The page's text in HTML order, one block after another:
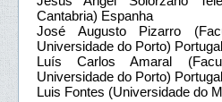
Cantabria) Espanha
José Augusto Pizarro
Universidade do Porto) Portugal
Luís Carlos Amaral
Universidade do Porto) Portugal
Luis Fontes (Universidade do